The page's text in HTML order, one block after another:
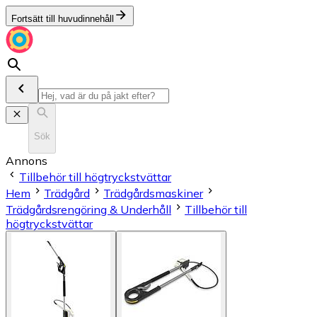
Fortsätt till huvudinnehåll
Sök
Annons
Tillbehör till högtryckstvättar
Hem
Trädgård
Trädgårdsmaskiner
Trädgårdsrengöring & Underhåll
Tillbehör till
högtryckstvättar